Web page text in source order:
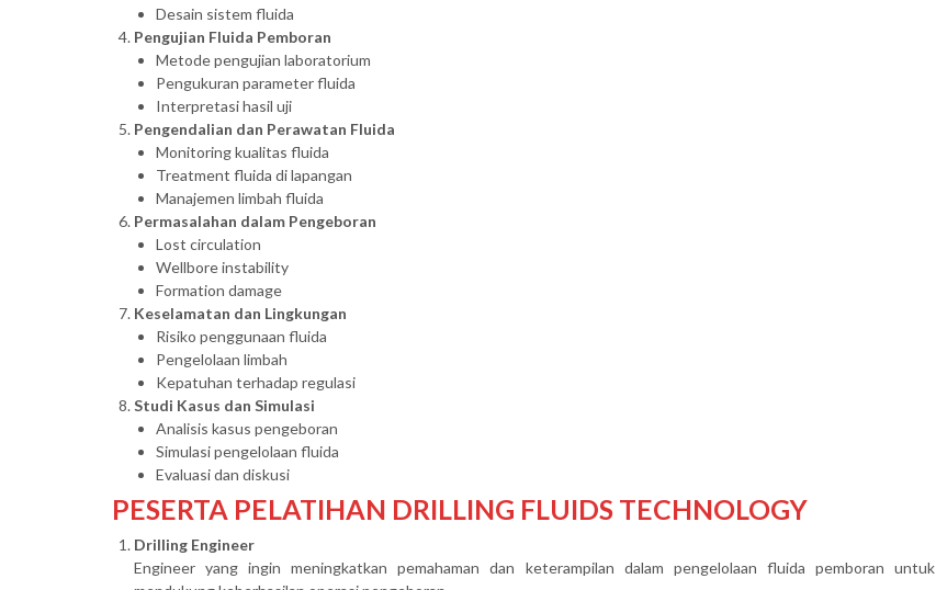
Desain sistem fluida
Pengujian Fluida Pemboran
Metode pengujian laboratorium
Pengukuran parameter fluida
Interpretasi hasil uji
Pengendalian dan Perawatan Fluida
Monitoring kualitas fluida
Treatment fluida di lapangan
Manajemen limbah fluida
Permasalahan dalam Pengeboran
Lost circulation
Wellbore instability
Formation damage
Keselamatan dan Lingkungan
Risiko penggunaan fluida
Pengelolaan limbah
Kepatuhan terhadap regulasi
Studi Kasus dan Simulasi
Analisis kasus pengeboran
Simulasi pengelolaan fluida
Evaluasi dan diskusi
PESERTA PELATIHAN DRILLING FLUIDS TECHNOLOGY
Drilling Engineer
Engineer yang ingin meningkatkan pemahaman dan keterampilan dalam pengelolaan fluida pemboran untuk